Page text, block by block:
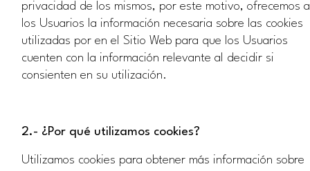
privacidad de los mismos, por este motivo, ofrecemos a
los Usuarios la información necesaria sobre las cookies
utilizadas por en el Sitio Web para que los Usuarios
cuenten con la información relevante al decidir si
consienten en su utilización.
2.- ¿Por qué utilizamos cookies?
Utilizamos cookies para obtener más información sobre